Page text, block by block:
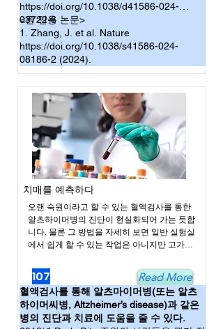
군요. 세상에 공짜는 없다는 말이 맞다면 무언
가 우리가 놓치고 있는게 없는지 생각해봐야
할 것 같습니다. 어쨌든 토마토 시장에 엄청난
변화가 예상되는 군요.
https://doi.org/10.1038/d41586-024-
03722-6
<원 인용 논문>
1. Zhang, J. et al. Nature
https://doi.org/10.1038/s41586-024-
08186-2 (2024).
치매를 예측하다
오랜 숙원이라고 할 수 있는 혈액검사를 통한
알츠하이머병의 진단이 현실화되어 가는 듯합
니다. 물론 그 방법을 자세히 보면 일반 실험실
에서 쉽게 할 수 있는 작업은 아니지만 고가의
석기기 실험실에서는 얼마든지 시행할 수 있
는 방법입니다. 예전에 일츠하이머병을 진단
하는 가장 신뢰할 만한 방법으로 뇌척수액
(cerebrospinal fluid, CSF)을 얻어 타우(Tau) 단
백질의 양을 측정하는 방법이 있는데, 이에 비
107 Read More
혈액검사를 통해 알츠마이머병(또는 알츠
하이머씨병, Altzheimer’s disease)과 같은
병의 진단과 치료에 도움을 줄 수 있다.